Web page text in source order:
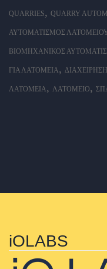
QUARRIES, QUARRY
ΑΥΤΟΜΑΤΙΣΜΌΣ
ΒΙΟΜΗΧΑΝΙΚΌΣ
ΓΙΑ ΛΑΤΟΜΕΊΑ ,
ΛΑΤΟΜΕΊΑ , ΛΑΤΟΜΕΊΟ,
iOLABS